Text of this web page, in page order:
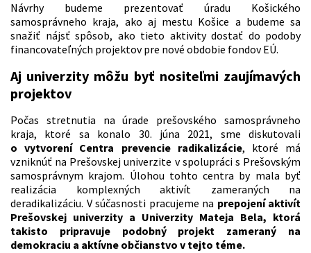
Návrhy budeme prezentovať úradu Košického
samosprávneho kraja, ako aj mestu Košice a budeme sa
snažiť nájsť spôsob, ako tieto aktivity dostať do podoby
financovateľných projektov pre nové obdobie fondov EÚ.
Aj univerzity môžu byť nositeľmi zaujímavých
projektov
Počas stretnutia na úrade prešovského samosprávneho
kraja, ktoré sa konalo 30. júna 2021, sme diskutovali
o vytvorení Centra prevencie radikalizácie, ktoré má
vzniknúť na Prešovskej univerzite v spolupráci s Prešovským
samosprávnym krajom. Úlohou tohto centra by mala byť
realizácia komplexných aktivít zameraných na
deradikalizáciu. V súčasnosti pracujeme na prepojení aktivít
Prešovskej univerzity a Univerzity Mateja Bela, ktorá
takisto pripravuje podobný projekt zameraný na
demokraciu a aktívne občianstvo v tejto téme.